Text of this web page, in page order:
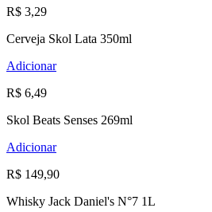
R$ 3,29
Cerveja Skol Lata 350ml
Adicionar
R$ 6,49
Skol Beats Senses 269ml
Adicionar
R$ 149,90
Whisky Jack Daniel's N°7 1L